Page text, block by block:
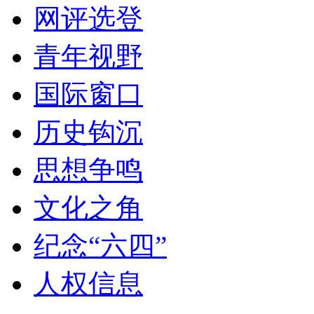
网评选登
青年视野
国际窗口
历史钩沉
思想争鸣
文化之角
纪念“六四”
人权信息